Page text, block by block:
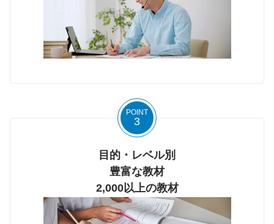
POINT
3
目的・レベル別
豊富な教材
2,000以上の教材